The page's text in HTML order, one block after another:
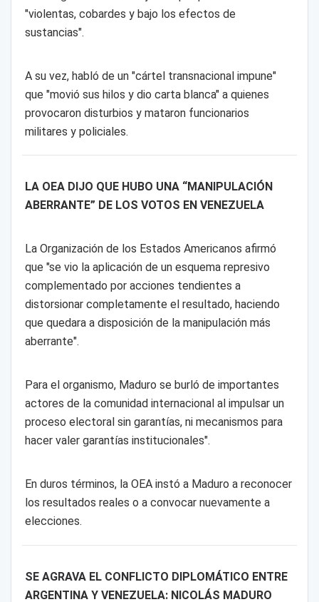
"violentas, cobardes y bajo los efectos de
sustancias".
A su vez, habló de un "cártel transnacional impune"
que "movió sus hilos y dio carta blanca" a quienes
provocaron disturbios y mataron funcionarios
militares y policiales.
LA OEA DIJO QUE HUBO UNA “MANIPULACIÓN
ABERRANTE” DE LOS VOTOS EN VENEZUELA
La Organización de los Estados Americanos afirmó
que "se vio la aplicación de un esquema represivo
complementado por acciones tendientes a
distorsionar completamente el resultado, haciendo
que quedara a disposición de la manipulación más
aberrante".
Para el organismo, Maduro se burló de importantes
actores de la comunidad internacional al impulsar un
proceso electoral sin garantías, ni mecanismos para
hacer valer garantías institucionales".
En duros términos, la OEA instó a Maduro a reconocer
los resultados reales o a convocar nuevamente a
elecciones.
SE AGRAVA EL CONFLICTO DIPLOMÁTICO ENTRE
ARGENTINA Y VENEZUELA: NICOLÁS MADURO